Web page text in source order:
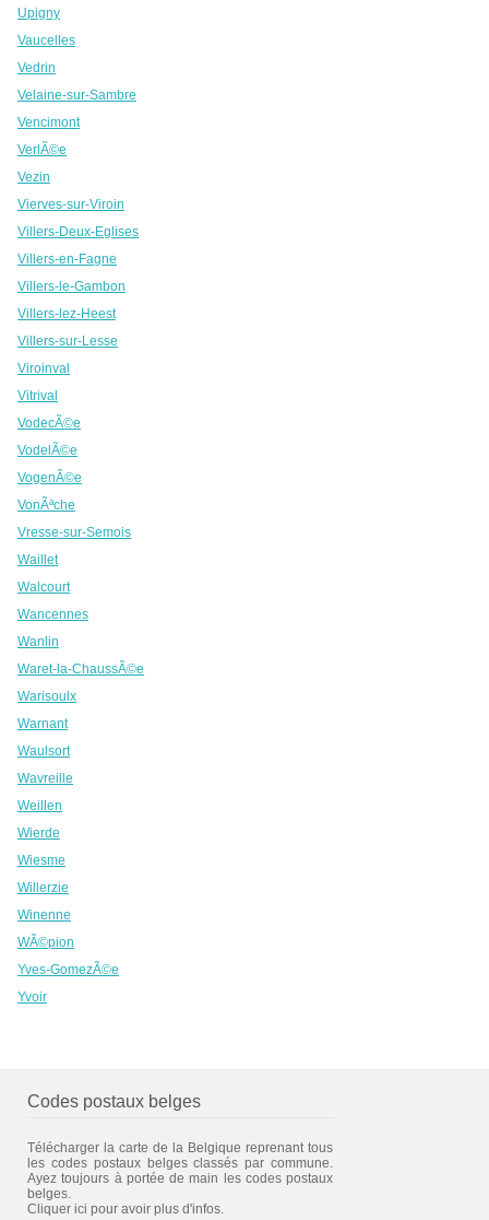
Upigny
Vaucelles
Vedrin
Velaine-sur-Sambre
Vencimont
VerlÃ©e
Vezin
Vierves-sur-Viroin
Villers-Deux-Eglises
Villers-en-Fagne
Villers-le-Gambon
Villers-lez-Heest
Villers-sur-Lesse
Viroinval
Vitrival
VodecÃ©e
VodelÃ©e
VogenÃ©e
VonÃªche
Vresse-sur-Semois
Waillet
Walcourt
Wancennes
Wanlin
Waret-la-ChaussÃ©e
Warisoulx
Warnant
Waulsort
Wavreille
Weillen
Wierde
Wiesme
Willerzie
Winenne
WÃ©pion
Yves-GomezÃ©e
Yvoir
Codes postaux belges
Télécharger la carte de la Belgique reprenant tous
les codes postaux belges classés par commune.
Ayez toujours à portée de main les codes postaux
belges.
Cliquer ici pour avoir plus d'infos.